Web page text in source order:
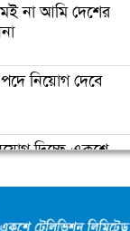
না আমি দেশের
নিয়োগ দেবে
দিচ্ছে একুশে
পদে